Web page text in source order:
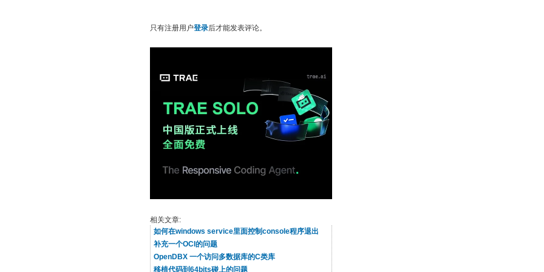
只有注册用户登录后才能发表评论。
相关文章:
如何在windows service里面控制console程序退出
补充一个OCI的问题
OpenDBX 一个访问多数据库的C类库
移植代码到64bits碰上的问题